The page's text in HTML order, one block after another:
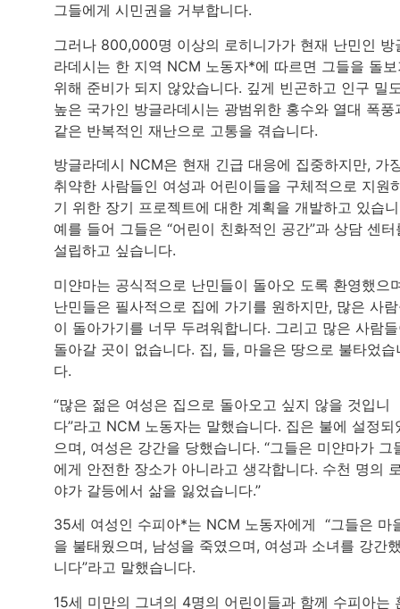
그들에게 시민권을 거부합니다.
그러나 800,000명 이상의 로히니가가 현재 난민인 방
라데시는 한 지역 NCM 노동자*에 따르면 그들을 돌
위해 준비가 되지 않았습니다. 깊게 빈곤하고 인구 밀
높은 국가인 방글라데시는 광범위한 홍수와 열대 폭풍
같은 반복적인 재난으로 고통을 겪습니다.
방글라데시 NCM은 현재 긴급 대응에 집중하지만, 가
취약한 사람들인 여성과 어린이들을 구체적으로 지원
기 위한 장기 프로젝트에 대한 계획을 개발하고 있습
예를 들어 그들은 “어린이 친화적인 공간”과 상담 센터
설립하고 싶습니다.
미얀마는 공식적으로 난민들이 돌아오 도록 환영했으
난민들은 필사적으로 집에 가기를 원하지만, 많은 사
이 돌아가기를 너무 두려워합니다. 그리고 많은 사람
돌아갈 곳이 없습니다. 집, 들, 마을은 땅으로 불타었습
다.
“많은 젊은 여성은 집으로 돌아오고 싶지 않을 것입니
다”라고 NCM 노동자는 말했습니다. 집은 불에 설정되
으며, 여성은 강간을 당했습니다. “그들은 미얀마가 그
에게 안전한 장소가 아니라고 생각합니다. 수천 명의
야가 갈등에서 삶을 잃었습니다.”
35세 여성인 수피아*는 NCM 노동자에게 “그들은 마
을 불태웠으며, 남성을 죽였으며, 여성과 소녀를 강간
니다”라고 말했습니다.
15세 미만의 그녀의 4명의 어린이들과 함께 수피아는